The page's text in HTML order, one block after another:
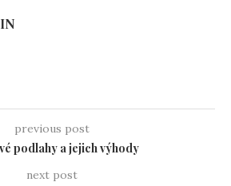
previous post
podlahy a jejich výhody
next post